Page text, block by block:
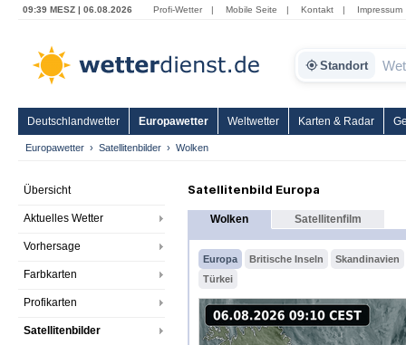
09:39 MESZ | 06.08.2026 Profi-Wetter | Mobile Seite | Kontakt | Impressum
Standort
Deutschlandwetter Europawetter Weltwetter Karten & Radar
Europawetter Satellitenbilder Wolken
Übersicht
Aktuelles Wetter
Vorhersage
Farbkarten
Profikarten
Satellitenbilder
Satellitenbild Europa
Wolken Satellitenfilm
Europa Britische Inseln
Skandinavien
Türkei